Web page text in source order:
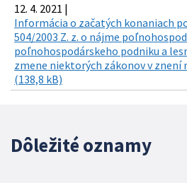
12. 4. 2021 |
Informácia o začatých konaniach
504/2003 Z. z. o nájme
poľnohospodárskeho podniku a
zmene niektorých zákonov v znení
(138,8 kB)
Dôležité oznamy